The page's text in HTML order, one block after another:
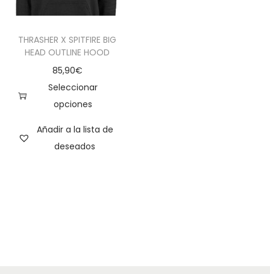
THRASHER X SPITFIRE BIG
HEAD OUTLINE HOOD
85,90€
Seleccionar
opciones
Añadir a la lista de
deseados